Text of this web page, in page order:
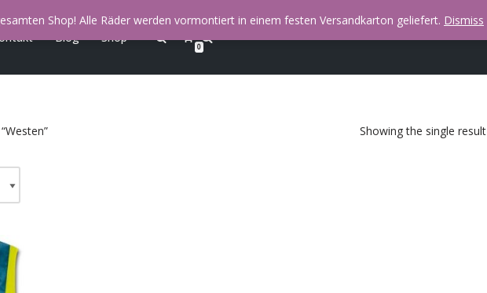
Blog Shop
0
Showing the single result
Shop! Alle Räder werden vormontiert in einem festen Versandkarton geliefert. Dismiss